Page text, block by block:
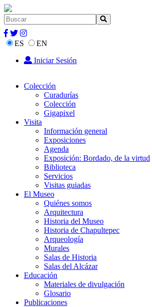
ES
EN
Iniciar Sesión
Colección
Curadurías
Colección
Gigapixel
Visita
Información general
Exposiciones
Agenda
Exposición: Bordado, de la virtud
Biblioteca
Servicios
Visitas guiadas
El Museo
Quiénes somos
Arquitectura
Historia del Museo
Historia de Chapultepec
Arqueología
Murales
Salas de Historia
Salas del Alcázar
Educación
Materiales de divulgación
Glosario
Publicaciones